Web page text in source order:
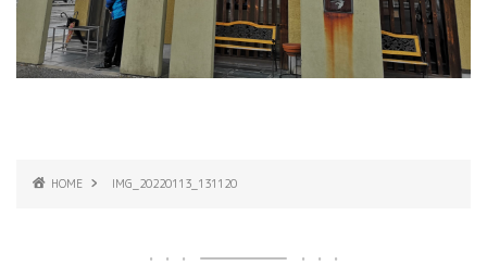
HOME IMG_20220113_131120